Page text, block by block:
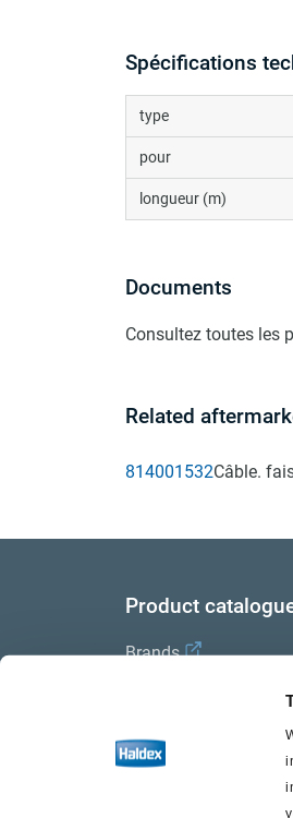
Spécifications
type
pour
longueur (m)
Documents
Consultez toutes les
Related
814001532Câble.
Product
Brands
Trailer Application
General terms and
sale